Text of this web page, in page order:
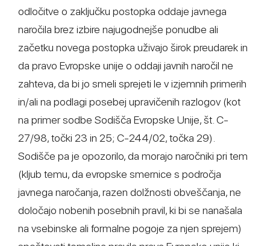
odločitve o zaključku postopka oddaje javnega
naročila brez izbire najugodnejše ponudbe ali
začetku novega postopka uživajo širok preudarek in
da pravo Evropske unije o oddaji javnih naročil ne
zahteva, da bi jo smeli sprejeti le v izjemnih primerih
in/ali na podlagi posebej upravičenih razlogov (kot
na primer sodbe Sodišča Evropske Unije, št. C-
27/98, točki 23 in 25; C-244/02, točka 29).
Sodišče pa je opozorilo, da morajo naročniki pri tem
(kljub temu, da evropske smernice s področja
javnega naročanja, razen dolžnosti obveščanja, ne
določajo nobenih posebnih pravil, ki bi se nanašala
na vsebinske ali formalne pogoje za njen sprejem)